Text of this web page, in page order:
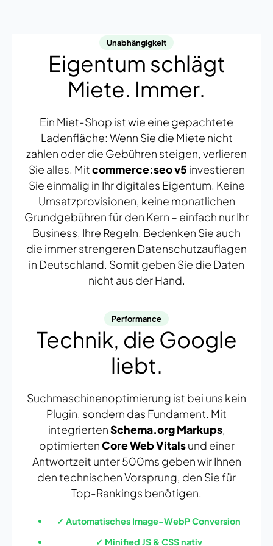
Unabhängigkeit
Eigentum schlägt
Miete. Immer.
Ein Miet-Shop ist wie eine gepachtete
Ladenfläche: Wenn Sie die Miete nicht
zahlen oder die Gebühren steigen, verlieren
Sie alles. Mitcommerce:seo v5 investieren
Sie einmalig in Ihr digitales Eigentum. Keine
Umsatzprovisionen, keine monatlichen
Grundgebühren für den Kern – einfach nur Ihr
Business, Ihre Regeln. Bedenken Sie auch
die immer strengeren Datenschutzauflagen
in Deutschland. Somit geben Sie die Daten
nicht aus der Hand.
Performance
Technik, die Google
liebt.
Suchmaschinenoptimierung ist bei uns kein
Plugin, sondern das Fundament. Mit
integriertenSchema.org Markups,
optimiertenCore Web Vitalsund einer
Antwortzeit unter 500ms geben wir Ihnen
den technischen Vorsprung, den Sie für
Top-Rankings benötigen.
✓ Automatisches Image-WebP Conversion
✓ Minified JS & CSS nativ